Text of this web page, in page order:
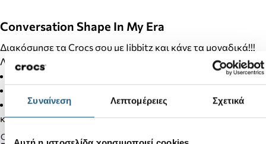
Συναίνεση Λεπτομέρειες Σχετικά
Conversation Shape In My Era
Διακόσμησε τα Crocs σου με Jibbitz και κάνε τα μοναδικά!!!
Λεπτομέρειες Προϊόντος:
Στα προϊόντα της κατηγορίας Jibbitz δεν γίνονται αλλαγές
και επιστροφές.
Gender: